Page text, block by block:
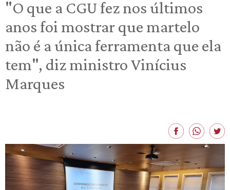
"O que a CGU fez nos últimos
anos foi mostrar que martelo
não é a única ferramenta que ela
tem", diz ministro Vinícius
Marques